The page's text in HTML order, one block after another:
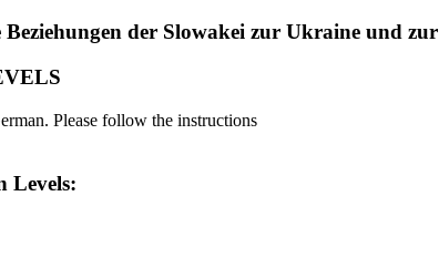
der Slowakei zur Ukraine und
Please follow the instructions
Levels: